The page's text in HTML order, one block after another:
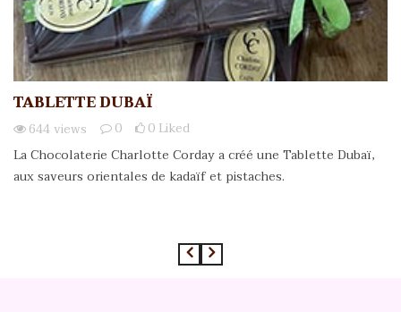
TABLETTE DUBAÏ
644 views 0 0 Liked
La Chocolaterie Charlotte Corday a créé une Tablette Dubaï,
aux saveurs orientales de kadaïf et pistaches.